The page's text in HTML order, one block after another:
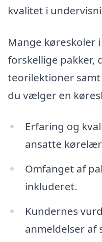
kvalitet i
Mange køreskoler
forskellige pakker,
teorilektioner
du vælger en
Erfaring og
ansatte
Omfanget af
inkluderet.
Kundernes
anmeldelser af